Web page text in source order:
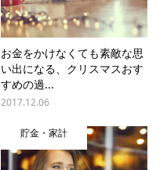
お金をかけなくても素敵な思
い出になる、クリスマスおす
すめの過...
2017.12.06
貯金・家計